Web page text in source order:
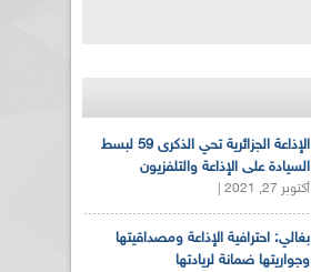
الإذاعة الجزائرية تحي الذكرى 59 لبسط
السيادة على الإذاعة والتلفزيون
أكتوبر 27, 2021 |
بغالي: احترافية الإذاعة ومصداقيتها
وجواريتها ضمانة لريادتها